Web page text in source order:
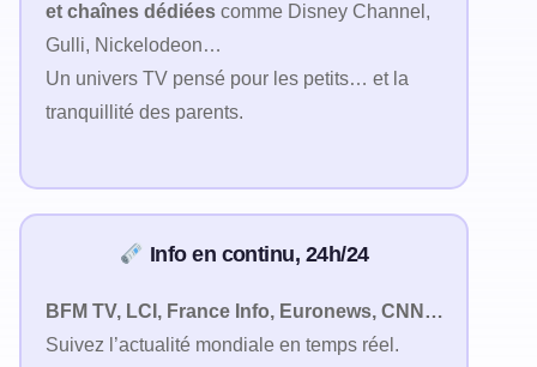
et chaînes dédiéescomme Disney Channel,
Gulli, Nickelodeon…
Un univers TV pensé pour les petits… et la
tranquillité des parents.
Info en continu, 24h/24
BFM TV, LCI, France Info, Euronews, CNN…
Suivez l’actualité mondiale en temps réel.